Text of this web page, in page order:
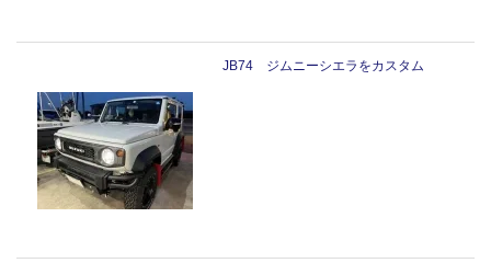
JB74 ジムニーシエラをカスタム